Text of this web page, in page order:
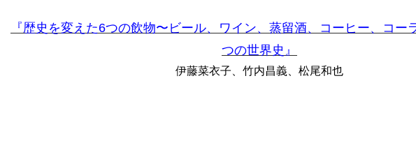
『歴史を変えた6つの飲物〜ビール、ワイン、蒸留酒、コーヒー、コー
つの世界史』
伊藤菜衣子、竹内昌義、松尾和也